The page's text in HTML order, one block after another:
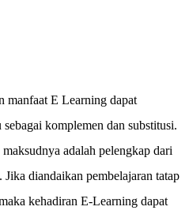
manfaat E Learning dapat
komplemen dan substitusi.
adalah pelengkap dari
Jika diandaikan pembelajaran tatap
kehadiran E-Learning dapat